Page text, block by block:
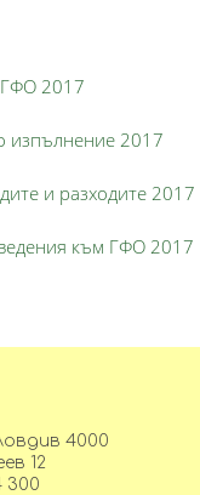
ГФО 2017
изпълнение 2017
и разходите 2017
към ГФО 2017
4000
12
300